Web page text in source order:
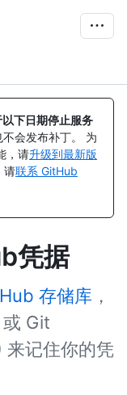
下日期停止服务
会发布补丁。 为
，请升级到最新版
请联系 GitHub
凭据
存储库 ，
Git
记住你的凭